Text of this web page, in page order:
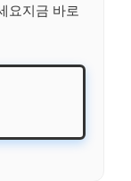
요지금 바로